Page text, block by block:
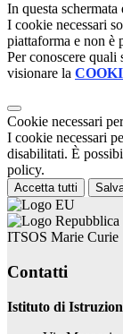
In questa
I cookie necessari
piattaforma e non è
Per conoscere quali
visionare la
Cookie necessari
I cookie necessari
disabilitati. È
policy.
Accetta tutti
ITSOS Marie Curie
Contatti
Istituto di